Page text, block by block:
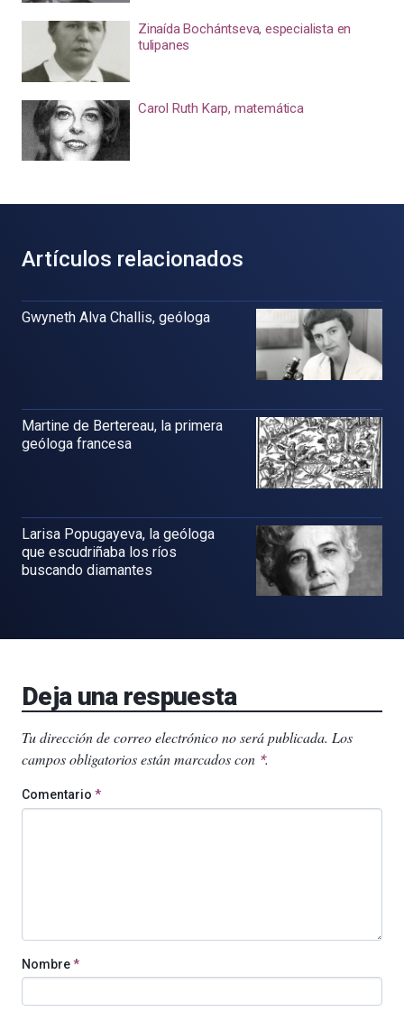
Zinaída Bochántseva, especialista en
tulipanes
Carol Ruth Karp, matemática
Artículos relacionados
Gwyneth Alva Challis, geóloga
Martine de Bertereau, la primera
geóloga francesa
Larisa Popugayeva, la geóloga
que escudriñaba los ríos
buscando diamantes
Deja una respuesta
Tu dirección de correo electrónico no será publicada. Los
campos obligatorios están marcados con *.
Comentario *
Nombre*